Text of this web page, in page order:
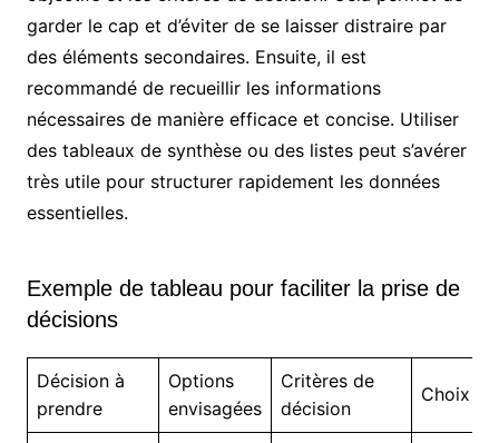
garder le cap et d’éviter de se laisser distraire par
des éléments secondaires. Ensuite, il est
recommandé de recueillir les informations
nécessaires de manière efficace et concise. Utiliser
des tableaux de synthèse ou des listes peut s’avérer
très utile pour structurer rapidement les données
essentielles.
Exemple de tableau pour faciliter la prise de
décisions
Décision à
prendre
Options
envisagées
Critères de
décision
Choix